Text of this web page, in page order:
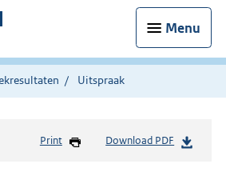
Menu
Uitspraak
Print Download PDF